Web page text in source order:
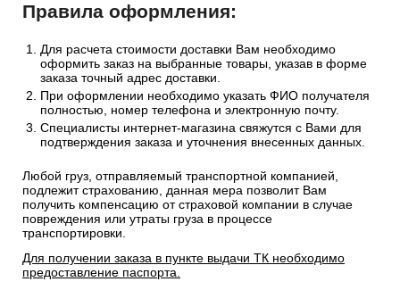
Правила оформления:
Для расчета стоимости доставки Вам необходимо
оформить заказ на выбранные товары, указав в форме
заказа точный адрес доставки.
При оформлении необходимо указать ФИО получателя
полностью, номер телефона и электронную почту.
Специалисты интернет-магазина свяжутся с Вами для
подтверждения заказа и уточнения внесенных данных.
Любой груз, отправляемый транспортной компанией,
подлежит страхованию, данная мера позволит Вам
получить компенсацию от страховой компании в случае
повреждения или утраты груза в процессе
транспортировки.
Для получении заказа в пункте выдачи ТК необходимо
предоставление паспорта.